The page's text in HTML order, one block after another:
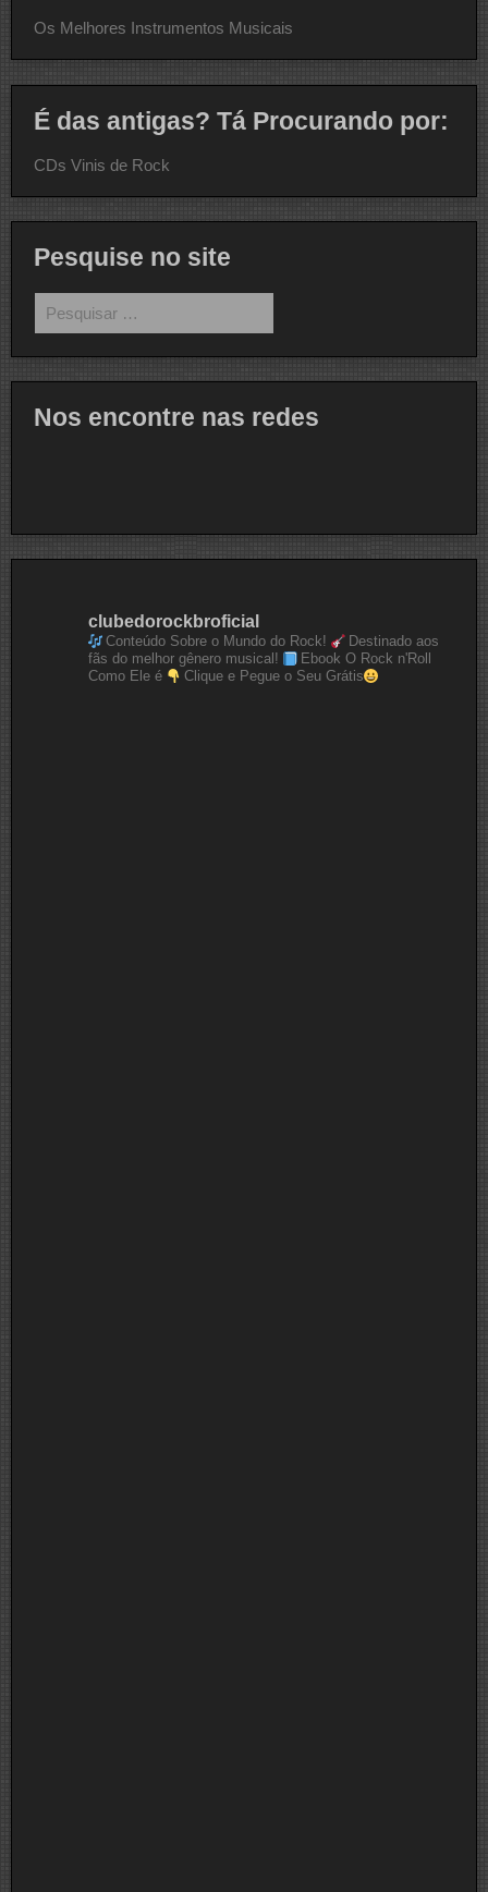
Os Melhores Instrumentos Musicais
É das antigas? Tá Procurando por:
CDs Vinis de Rock
Pesquise no site
por:
Nos encontre nas redes
clubedorockbroficial
Conteúdo Sobre o Mundo do Rock!
Destinado aos
fãs do melhor gênero musical!
Ebook O Rock n'Roll
Como Ele é
Clique e Pegue o Seu Grátis